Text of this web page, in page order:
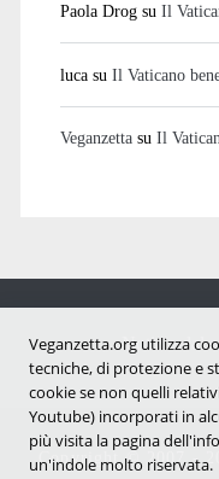
Paola Drogsu Il
lucasu Il Vaticano
Veganzettasu Il
Notizie dal
Copyright © 2007 -
Veganzetta.org utilizza
tecniche, di protezione e
cookie se non quelli
Youtube) incorporati in
più visita la pagina
un'indole molto riservata.